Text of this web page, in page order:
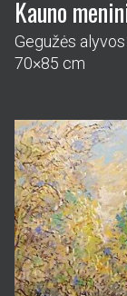
Kauno
Gegužės
70×85 cm